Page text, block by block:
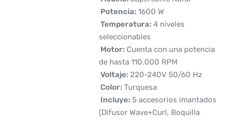
 Potencia:1600 W
 Temperatura:4 niveles
seleccionables
 Motor:Cuenta con una potencia
de hasta 110.000 RPM
 Voltaje:220-240V 50/60 Hz
 Color:Turquesa
 Incluye:5 accesorios imantados
(Difusor Wave+Curl, Boquilla